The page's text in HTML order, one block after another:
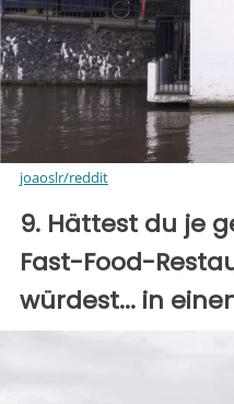
joaoslr/reddit
9. Hättest du je
Fast-Food-
würdest... in